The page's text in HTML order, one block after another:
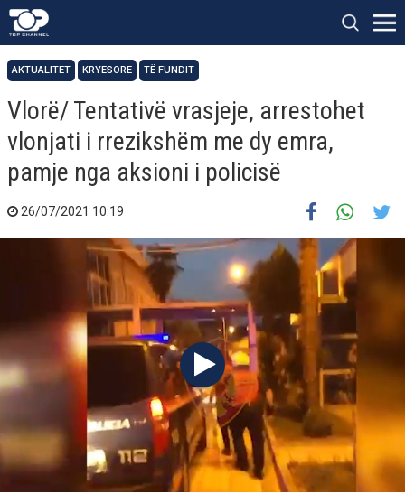
AKTUALITET KRYESORE TË FUNDIT
Vlorë/ Tentativë vrasjeje, arrestohet
vlonjati i rrezikshëm me dy emra,
pamje nga aksioni i policisë
26/07/2021 10:19